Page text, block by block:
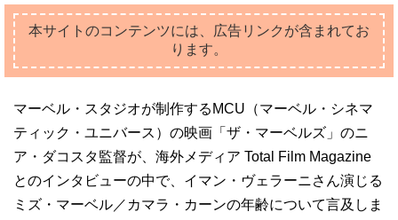
本サイトのコンテンツには、広告リンクが含まれてお
ります。
マーベル・スタジオが制作するMCU（マーベル・シネマ
ティック・ユニバース）の映画「ザ・マーベルズ」のニ
ア・ダコスタ監督が、海外メディア Total Film Magazine
とのインタビューの中で、イマン・ヴェラーニさん演じる
ミズ・マーベル／カマラ・カーンの年齢について言及しま